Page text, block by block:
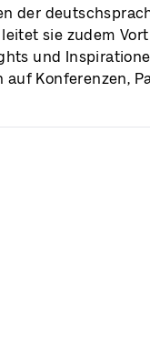
der
leitet sie zudem
und
auf Konferenzen,